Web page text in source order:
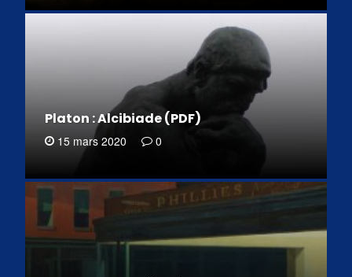
Platon : Alcibiade (PDF)
15 mars 2020 0